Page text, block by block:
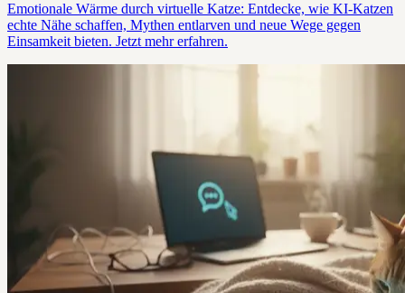
Emotionale Wärme durch virtuelle Katze: Entdecke, wie KI-Katzen
echte Nähe schaffen, Mythen entlarven und neue Wege gegen
Einsamkeit bieten. Jetzt mehr erfahren.